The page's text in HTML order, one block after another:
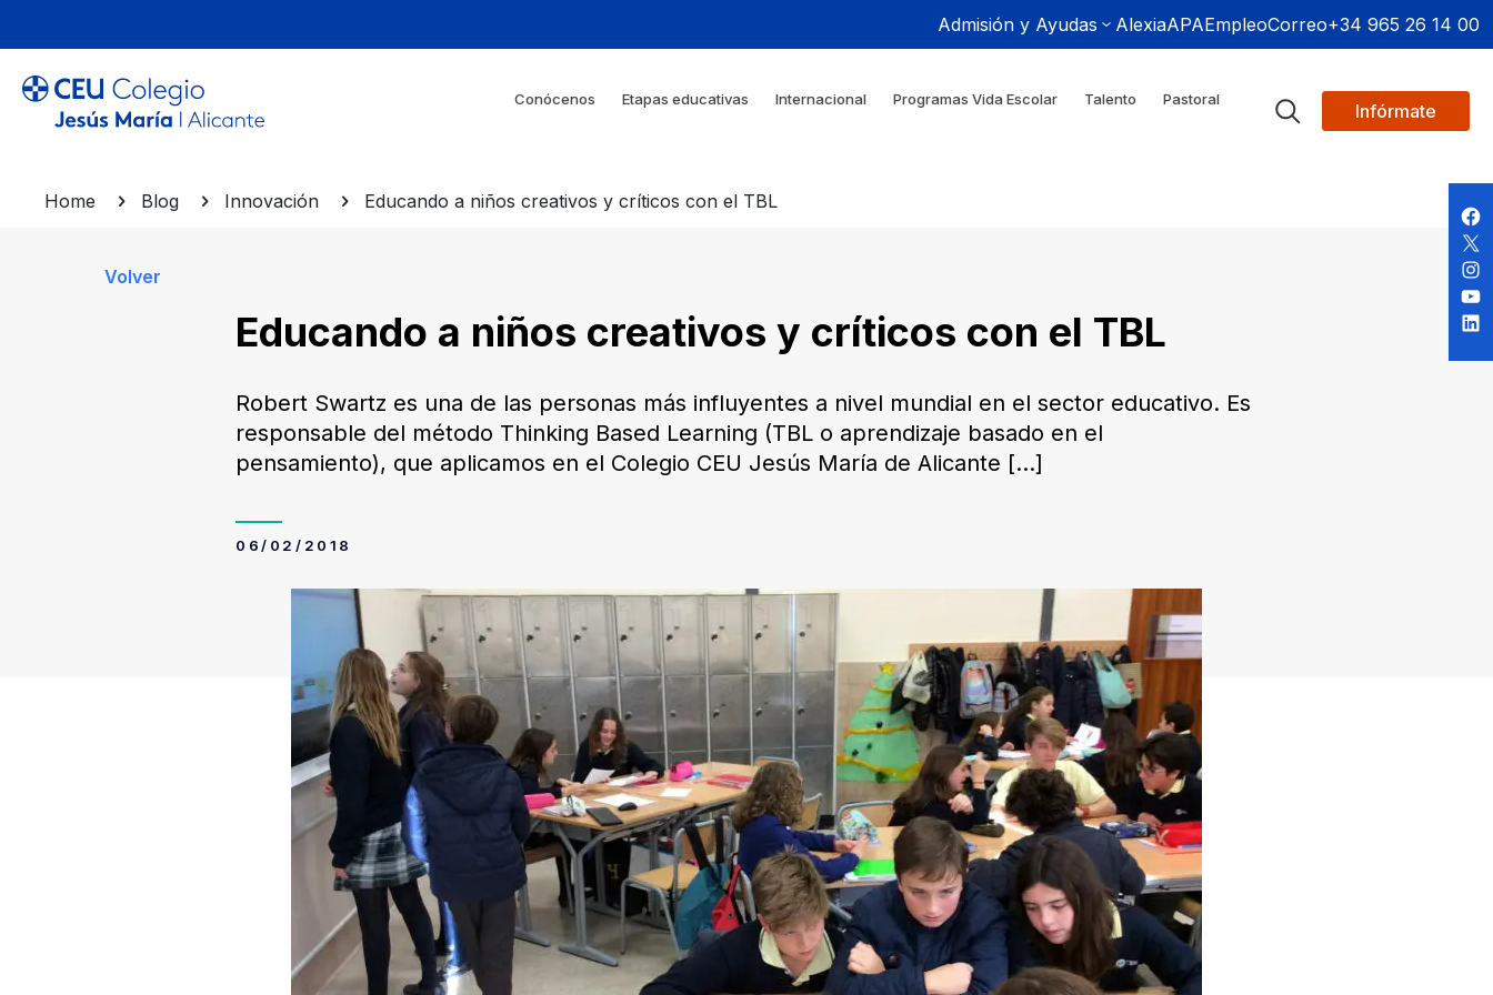
Admisión y Ayudas AlexiaAPAEmpleoCorreo+34 965 26 14 00
Conócenos Etapas educativas Internacional Programas Vida Escolar Talento Pastoral
Infórmate
Home Blog Innovación Educando a niños creativos y críticos con el TBL
Volver
Educando a niños creativos y críticos con el TBL
Robert Swartz es una de las personas más influyentes a nivel mundial en el sector educativo. Es
responsable del método Thinking Based Learning (TBL o aprendizaje basado en el
pensamiento), que aplicamos en el Colegio CEU Jesús María de Alicante […]
06/02/2018